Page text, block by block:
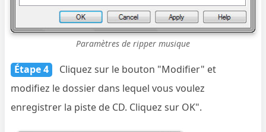
Paramètres de ripper musique
Étape 4
Cliquez sur le bouton "Modifier" et
modifiez le dossier dans lequel vous voulez
enregistrer la piste de CD. Cliquez sur OK".